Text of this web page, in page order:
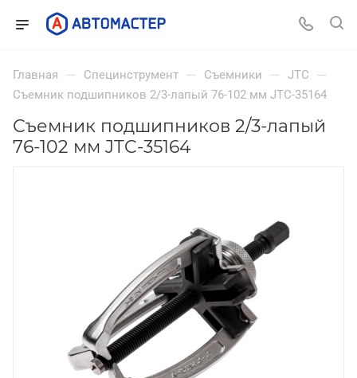
Главная — Специнструмент — Съемники — JTC —
Съемник подшипников 2/3-лапый 76-102 мм JTC-35164
Съемник подшипников 2/3-лапый
76-102 мм JTC-35164